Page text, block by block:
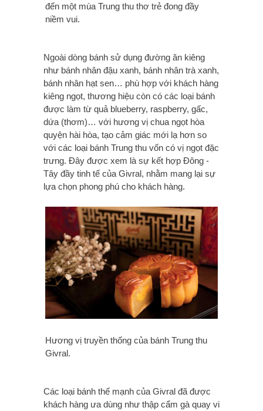
đến một mùa Trung thu thơ trẻ đong đầy
niềm vui.
Ngoài dòng bánh sử dụng đường ăn kiêng
như bánh nhân đậu xanh, bánh nhân trà xanh,
bánh nhân hạt sen… phù hợp với khách hàng
kiêng ngọt, thương hiệu còn có các loại bánh
được làm từ quả blueberry, raspberry, gấc,
dứa (thơm)… với hương vị chua ngọt hòa
quyện hài hòa, tạo cảm giác mới lạ hơn so
với các loại bánh Trung thu vốn có vị ngọt đặc
trưng. Đây được xem là sự kết hợp Đông -
Tây đầy tinh tế của Givral, nhằm mang lại sự
lựa chọn phong phú cho khách hàng.
Hương vị truyền thống của bánh Trung thu
Givral.
Các loại bánh thế mạnh của Givral đã được
khách hàng ưa dùng như thập cẩm gà quay vi